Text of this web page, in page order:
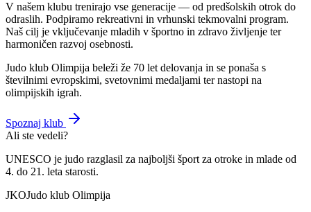
V našem klubu trenirajo vse generacije — od predšolskih otrok do
odraslih. Podpiramo rekreativni in vrhunski tekmovalni program.
Naš cilj je vključevanje mladih v športno in zdravo življenje ter
harmoničen razvoj osebnosti.
Judo klub Olimpija beleži že 70 let delovanja in se ponaša s
številnimi evropskimi, svetovnimi medaljami ter nastopi na
olimpijskih igrah.
Spoznaj klub
Ali ste vedeli?
UNESCO je judo razglasil za najboljši šport za otroke in mlade od
4. do 21. leta starosti.
JKOJudo klub Olimpija